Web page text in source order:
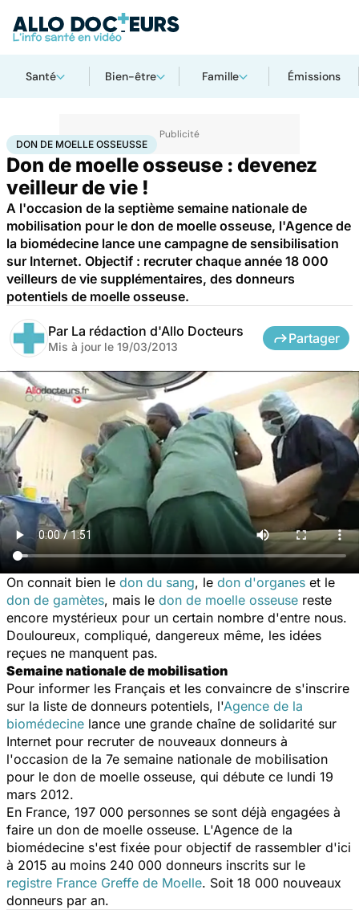
Santé Bien-être Famille Émissions
AccueilSantéDon de moelle osseusse
DON DE MOELLE OSSEUSSE
Don de moelle osseuse : devenez
veilleur de vie !
A l'occasion de la septième semaine nationale de
mobilisation pour le don de moelle osseuse, l'Agence de
la biomédecine lance une campagne de sensibilisation
sur Internet. Objectif : recruter chaque année 18 000
veilleurs de vie supplémentaires, des donneurs
potentiels de moelle osseuse.
Par La rédaction d'Allo Docteurs
Mis à jour le 19/03/2013
Partager
On connait bien le don du sang, le don d'organes et le
don de gamètes, mais le don de moelle osseuse reste
encore mystérieux pour un certain nombre d'entre nous.
Douloureux, compliqué, dangereux même, les idées
reçues ne manquent pas.
Semaine nationale de mobilisation
Pour informer les Français et les convaincre de s'inscrire
sur la liste de donneurs potentiels, l'Agence de la
biomédecine lance une grande chaîne de solidarité sur
Internet pour recruter de nouveaux donneurs à
l'occasion de la 7e semaine nationale de mobilisation
pour le don de moelle osseuse, qui débute ce lundi 19
mars 2012.
En France, 197 000 personnes se sont déjà engagées à
faire un don de moelle osseuse. L'Agence de la
biomédecine s'est fixée pour objectif de rassembler d'ici
à 2015 au moins 240 000 donneurs inscrits sur le
registre France Greffe de Moelle. Soit 18 000 nouveaux
donneurs par an.